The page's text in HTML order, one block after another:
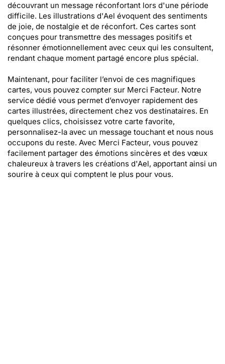
découvrant un message réconfortant lors d'une période
difficile. Les illustrations d'Ael évoquent des sentiments
de joie, de nostalgie et de réconfort. Ces cartes sont
conçues pour transmettre des messages positifs et
résonner émotionnellement avec ceux qui les consultent,
rendant chaque moment partagé encore plus spécial.
Maintenant, pour faciliter l’envoi de ces magnifiques
cartes, vous pouvez compter sur Merci Facteur. Notre
service dédié vous permet d’envoyer rapidement des
cartes illustrées, directement chez vos destinataires. En
quelques clics, choisissez votre carte favorite,
personnalisez-la avec un message touchant et nous nous
occupons du reste. Avec Merci Facteur, vous pouvez
facilement partager des émotions sincères et des vœux
chaleureux à travers les créations d'Ael, apportant ainsi un
sourire à ceux qui comptent le plus pour vous.